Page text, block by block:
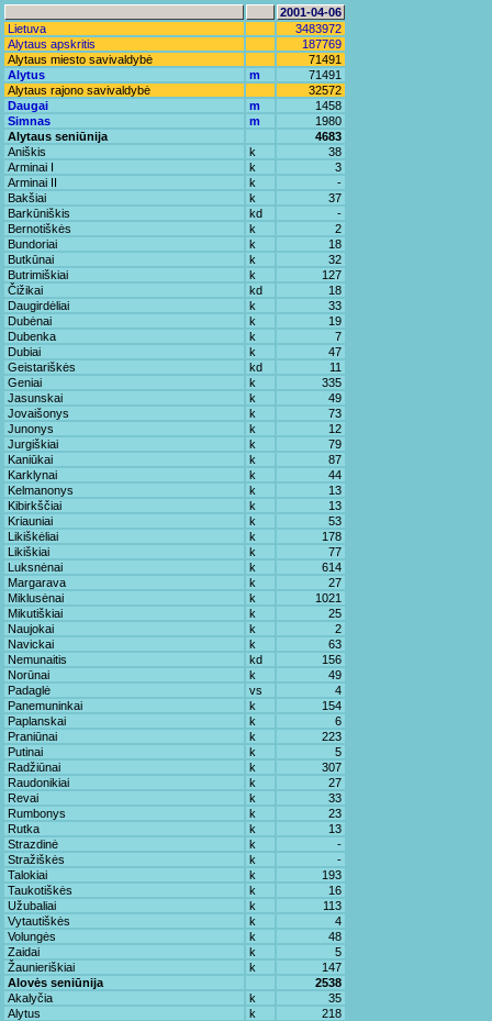
2001-04-06
Lietuva
3483972
Alytaus apskritis
187769
Alytaus miesto savivaldybė
71491
Alytus
m
71491
Alytaus rajono savivaldybė
32572
Daugai
m
1458
Simnas
m
1980
Alytaus seniūnija
4683
Aniškis
k
38
Arminai I
k
3
Arminai II
k
-
Bakšiai
k
37
Barkūniškis
kd
-
Bernotiškės
k
2
Bundoriai
k
18
Butkūnai
k
32
Butrimiškiai
k
127
Čižikai
kd
18
Daugirdėliai
k
33
Dubėnai
k
19
Dubenka
k
7
Dubiai
k
47
Geistariškės
kd
11
Geniai
k
335
Jasunskai
k
49
Jovaišonys
k
73
Junonys
k
12
Jurgiškiai
k
79
Kaniūkai
k
87
Karklynai
k
44
Kelmanonys
k
13
Kibirkščiai
k
13
Kriauniai
k
53
Likiškėliai
k
178
Likiškiai
k
77
Luksnėnai
k
614
Margarava
k
27
Miklusėnai
k
1021
Mikutiškiai
k
25
Naujokai
k
2
Navickai
k
63
Nemunaitis
kd
156
Norūnai
k
49
Padaglė
vs
4
Panemuninkai
k
154
Paplanskai
k
6
Praniūnai
k
223
Putinai
k
5
Radžiūnai
k
307
Raudonikiai
k
27
Revai
k
33
Rumbonys
k
23
Rutka
k
13
Strazdinė
k
-
Stražiškės
k
-
Talokiai
k
193
Taukotiškės
k
16
Užubaliai
k
113
Vytautiškės
k
4
Volungės
k
48
Zaidai
k
5
Žaunieriškiai
k
147
Alovės seniūnija
2538
Akalyčia
k
35
Alytus
k
218